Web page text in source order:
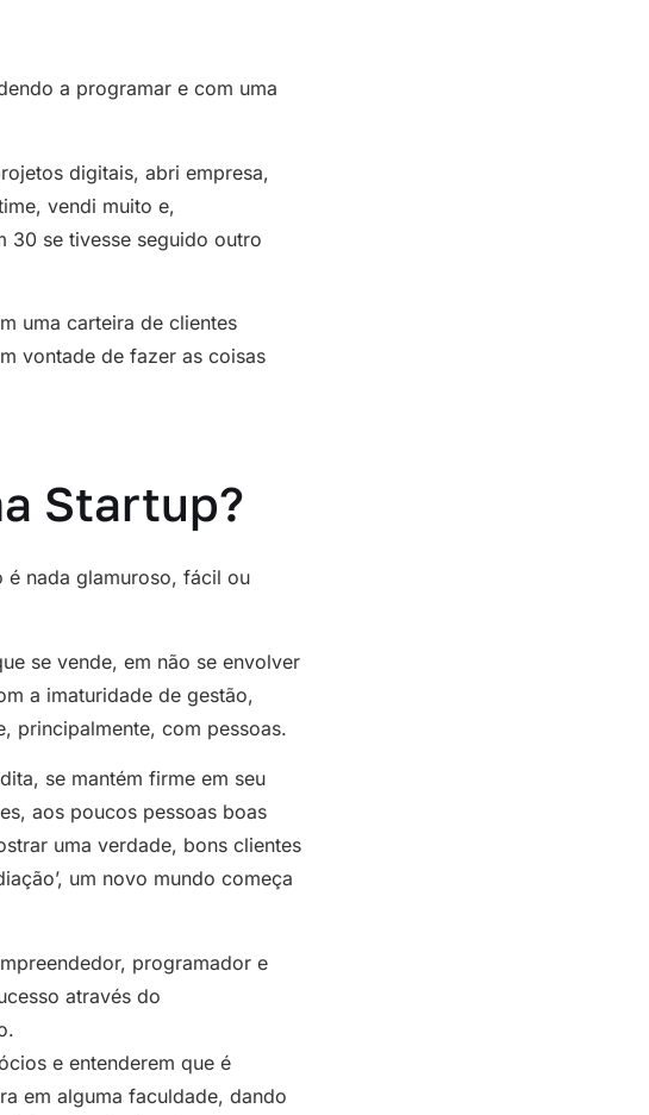
a programar e com uma
digitais, abri empresa,
vendi muito e,
30 se tivesse seguido outro
uma carteira de clientes
vontade de fazer as coisas
Startup?
é nada glamuroso, fácil ou
se vende, em não se envolver
a imaturidade de gestão,
principalmente, com pessoas.
se mantém firme em seu
aos poucos pessoas boas
uma verdade, bons clientes
um novo mundo começa
programador e
através do
e entenderem que é
em alguma faculdade, dando